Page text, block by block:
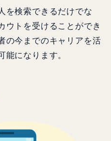
を検索できるだけでな
ウトを受けることができ
の今までのキャリアを活
能になります。